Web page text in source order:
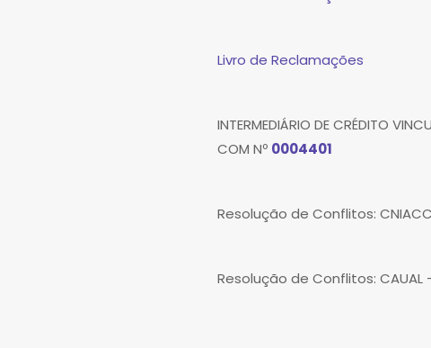
Livro de Reclamações
INTERMEDIÁRIO DE CRÉDITO
COM Nº 0004401
Resolução de Conflitos:
Resolução de Conflitos: CAUAL